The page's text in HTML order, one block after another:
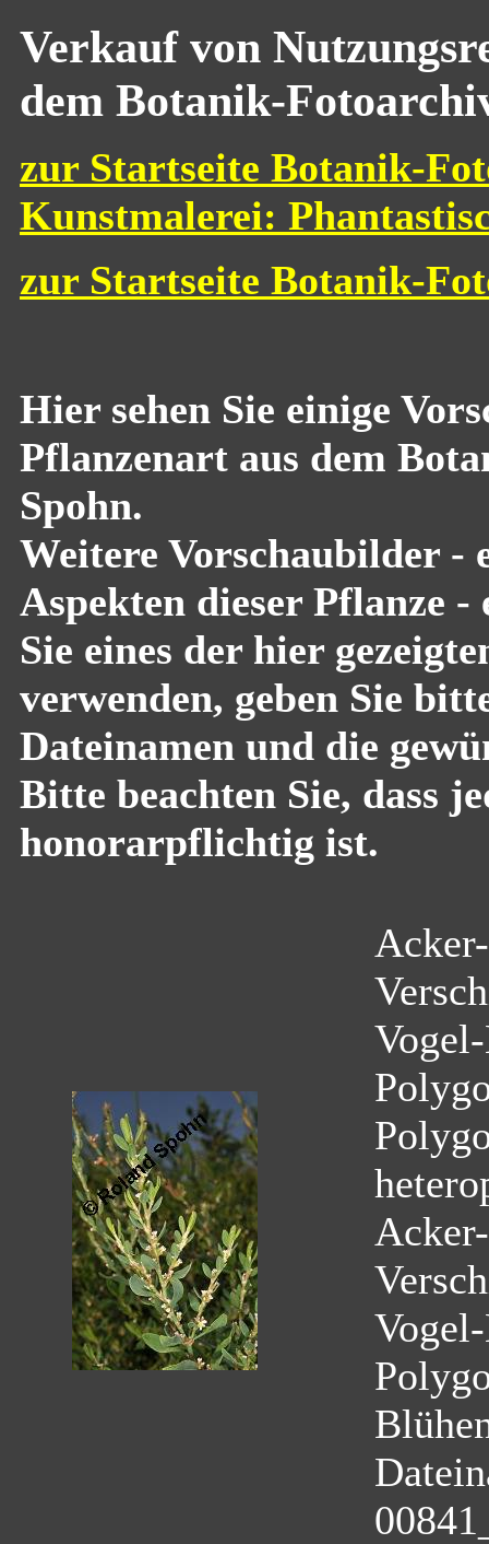
Verkauf von
dem Botanik-
zur Startseite Botanik-
Kunstmalerei:
zur Startseite Botanik-
Hier sehen Sie einige
Pflanzenart aus dem
Spohn.
Weitere Vorschaubilder -
Aspekten dieser Pflanze
Sie eines der hier
verwenden, geben Sie
Dateinamen und die
Bitte beachten Sie, dass
honorarpflichtig ist.